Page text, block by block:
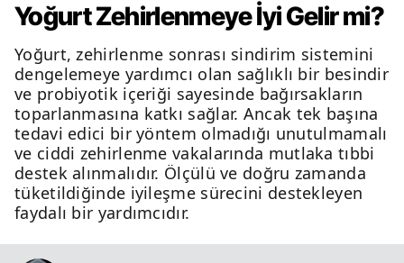
Yoğurt Zehirlenmeye İyi Gelir mi?
Yoğurt, zehirlenme sonrası sindirim sistemini
dengelemeye yardımcı olan sağlıklı bir besindir
ve probiyotik içeriği sayesinde bağırsakların
toparlanmasına katkı sağlar. Ancak tek başına
tedavi edici bir yöntem olmadığı unutulmamalı
ve ciddi zehirlenme vakalarında mutlaka tıbbi
destek alınmalıdır. Ölçülü ve doğru zamanda
tüketildiğinde iyileşme sürecini destekleyen
faydalı bir yardımcıdır.